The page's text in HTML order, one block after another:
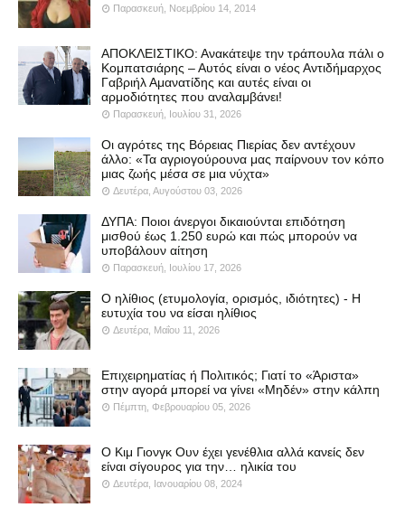
Παρασκευή, Νοεμβρίου 14, 2014
ΑΠΟΚΛΕΙΣΤΙΚΟ: Ανακάτεψε την τράπουλα πάλι ο
Κομπατσιάρης – Αυτός είναι ο νέος Αντιδήμαρχος
Γαβριήλ Αμανατίδης και αυτές είναι οι
αρμοδιότητες που αναλαμβάνει!
Παρασκευή, Ιουλίου 31, 2026
Οι αγρότες της Βόρειας Πιερίας δεν αντέχουν
άλλο: «Τα αγριογούρουνα μας παίρνουν τον κόπο
μιας ζωής μέσα σε μια νύχτα»
Δευτέρα, Αυγούστου 03, 2026
ΔΥΠΑ: Ποιοι άνεργοι δικαιούνται επιδότηση
μισθού έως 1.250 ευρώ και πώς μπορούν να
υποβάλουν αίτηση
Παρασκευή, Ιουλίου 17, 2026
Ο ηλίθιος (ετυμολογία, ορισμός, ιδιότητες) - Η
ευτυχία του να είσαι ηλίθιος
Δευτέρα, Μαΐου 11, 2026
Επιχειρηματίας ή Πολιτικός; Γιατί το «Άριστα»
στην αγορά μπορεί να γίνει «Μηδέν» στην κάλπη
Πέμπτη, Φεβρουαρίου 05, 2026
Ο Κιμ Γιονγκ Ουν έχει γενέθλια αλλά κανείς δεν
είναι σίγουρος για την… ηλικία του
Δευτέρα, Ιανουαρίου 08, 2024